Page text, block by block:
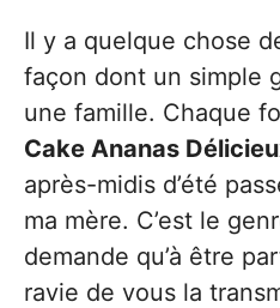
Il y a quelque chose
façon dont un simple
une famille. Chaque
Cake Ananas
après-midis d’été
ma mère. C’est le
demande qu’à être
ravie de vous la